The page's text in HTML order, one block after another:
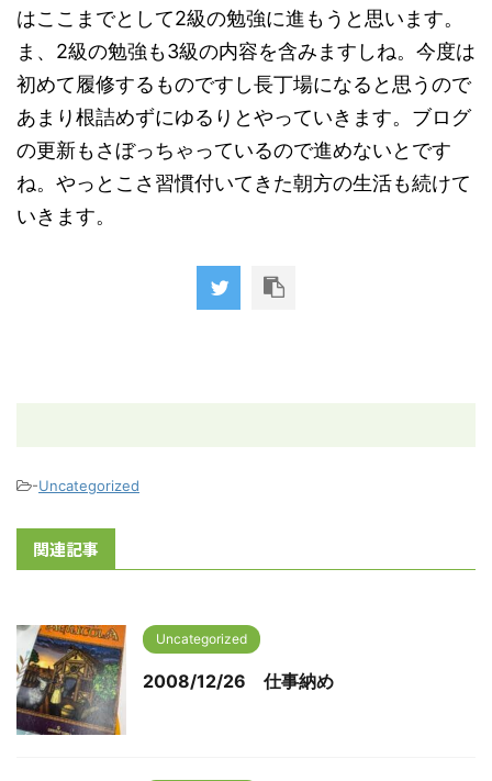
はここまでとして2級の勉強に進もうと思います。
ま、2級の勉強も3級の内容を含みますしね。今度は
初めて履修するものですし長丁場になると思うので
あまり根詰めずにゆるりとやっていきます。ブログ
の更新もさぼっちゃっているので進めないとです
ね。やっとこさ習慣付いてきた朝方の生活も続けて
いきます。
-Uncategorized
関連記事
Uncategorized
2008/12/26 仕事納め